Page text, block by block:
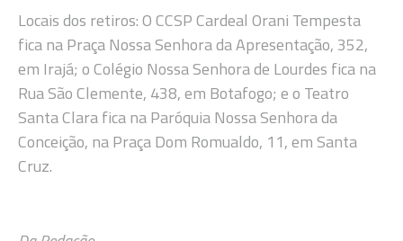
Locais dos retiros: O CCSP Cardeal Orani Tempesta
fica na Praça Nossa Senhora da Apresentação, 352,
em Irajá; o Colégio Nossa Senhora de Lourdes fica na
Rua São Clemente, 438, em Botafogo; e o Teatro
Santa Clara fica na Paróquia Nossa Senhora da
Conceição, na Praça Dom Romualdo, 11, em Santa
Cruz.